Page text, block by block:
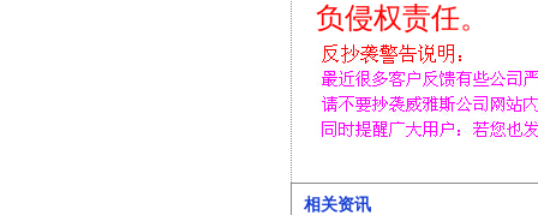
负侵权责任。
相关资讯